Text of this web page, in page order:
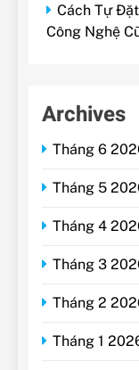
Cách Tự
Công Nghệ
Archives
Tháng 6
Tháng 5
Tháng 4
Tháng 3
Tháng 2
Tháng 1